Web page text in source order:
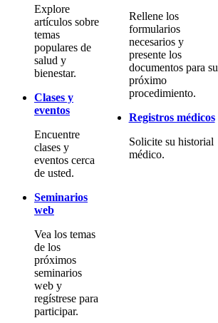
Explore
artículos sobre
temas
populares de
salud y
bienestar.
Clases y
eventos
Encuentre
clases y
eventos cerca
de usted.
Seminarios
web
Vea los temas
de los
próximos
seminarios
web y
regístrese para
participar.
Rellene los
formularios
necesarios y
presente los
documentos para su
próximo
procedimiento.
Registros médicos
Solicite su historial
médico.